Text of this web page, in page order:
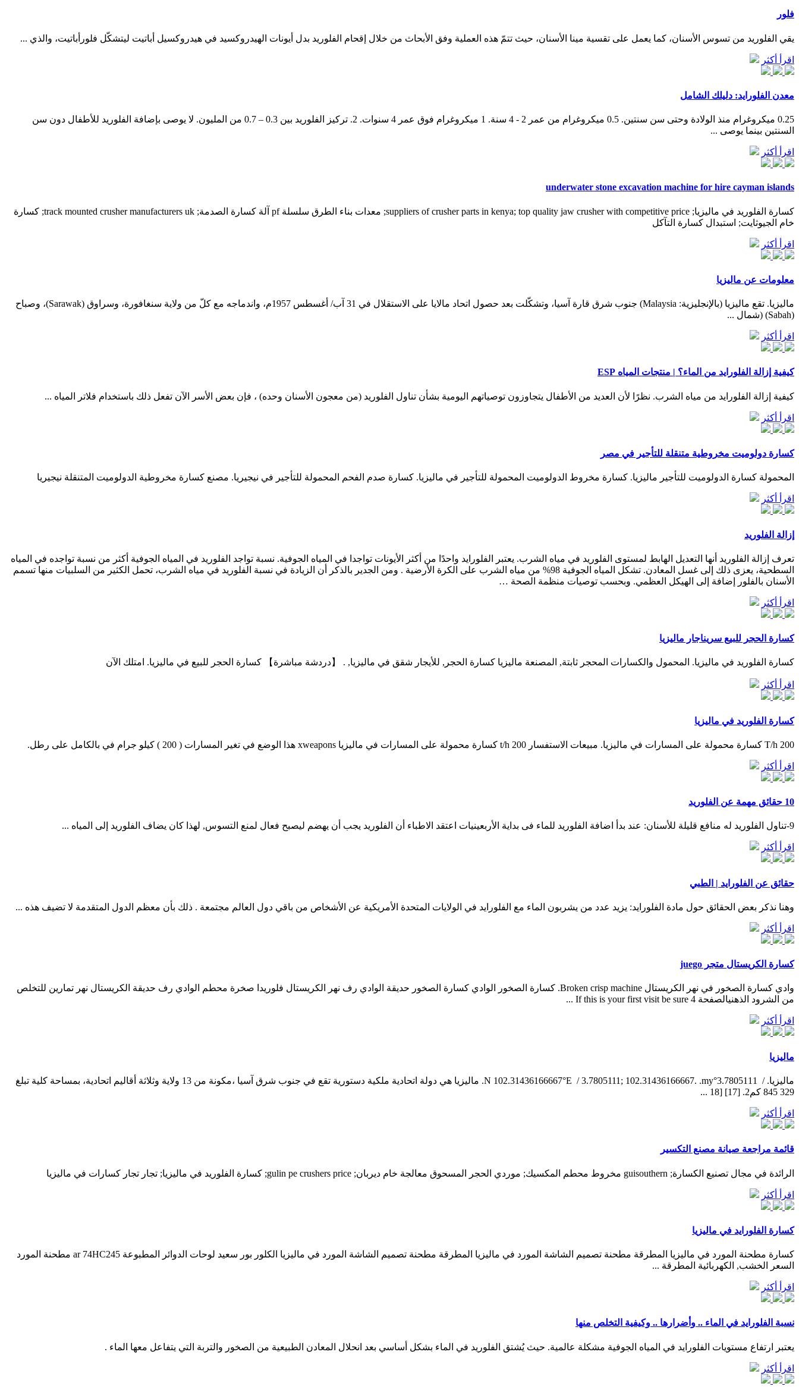
فلور
يقي الفلوريد من تسوس الأسنان، كما يعمل على تقسية مينا الأسنان، حيث تتمّ هذه العملية وفق الأبحاث من خلال إقحام الفلوريد بدل أيونات الهيدروكسيد في هيدروكسيل أباتيت ليتشكّل فلورأباتيت، والذي ...
اقرأ أكثر
معدن الفلورايد: دليلك الشامل
0.25 ميكروغرام منذ الولادة وحتى سن سنتين. 0.5 ميكروغرام من عمر 2 - 4 سنة. 1 ميكروغرام فوق عمر 4 سنوات. 2. تركيز الفلوريد بين 0.3 – 0.7 من المليون. لا يوصى بإضافة الفلوريد للأطفال دون سن
السنتين بينما يوصى ...
اقرأ أكثر
underwater stone excavation machine for hire cayman islands
كسارة الفلوريد في ماليزيا; suppliers of crusher parts in kenya; top quality jaw crusher with competitive price; معدات بناء الطرق سلسلة pf آلة كسارة الصدمة; track mounted crusher manufacturers uk; كسارة
خام الجيوثايت; استبدال كسارة التآكل
اقرأ أكثر
معلومات عن ماليزيا
ماليزيا. تقع ماليزيا (بالإنجليزية: Malaysia) جنوب شرق قارة آسيا، وتشكّلت بعد حصول اتحاد مالايا على الاستقلال في 31 آب/ أغسطس 1957م، واندماجه مع كلّ من ولاية سنغافورة، وسراوق (Sarawak)، وصباح
(Sabah) (شمال ...
اقرأ أكثر
كيفية إزالة الفلورايد من الماء؟ | منتجات المياه ESP
كيفية إزالة الفلورايد من مياه الشرب. نظرًا لأن العديد من الأطفال يتجاوزون توصياتهم اليومية بشأن تناول الفلوريد (من معجون الأسنان وحده) ، فإن بعض الأسر الآن تفعل ذلك باستخدام فلاتر المياه ...
اقرأ أكثر
كسارة دولوميت مخروطية متنقلة للتأجير في مصر
المحمولة كسارة الدولوميت للتأجير ماليزيا. كسارة مخروط الدولوميت المحمولة للتأجير في ماليزيا. كسارة صدم الفحم المحمولة للتأجير في نيجيريا. مصنع كسارة مخروطية الدولوميت المتنقلة نيجيريا
اقرأ أكثر
إزالة الفلوريد
تعرف إزالة الفلوريد أنها التعديل الهابط لمستوى الفلوريد في مياه الشرب. يعتبر الفلورايد واحدًا من أكثر الأيونات تواجدا في المياه الجوفية. نسبة تواجد الفلوريد في المياه الجوفية أكثر من نسبة تواجده في المياه
السطحية، يعزى ذلك إلى غسل المعادن. تشكل المياه الجوفية 98% من مياه الشرب على الكرة الأرضية . ومن الجدير بالذكر أن الزيادة في نسبة الفلوريد في مياه الشرب، تحمل الكثير من السلبيات منها تسمم
الأسنان بالفلور إضافة إلى الهيكل العظمي. وبحسب توصيات منظمة الصحة …
اقرأ أكثر
كسارة الحجر للبيع سريناجار ماليزيا
كسارة الفلوريد في ماليزيا. المحمول والكسارات المحجر ثابتة, المصنعة ماليزيا كسارة الحجر, للأيجار شقق في ماليزيا, . 【دردشة مباشرة】 كسارة الحجر للبيع في ماليزيا. امتلك الآن
اقرأ أكثر
كسارة الفلوريد في ماليزيا
200 T/h كسارة محمولة على المسارات في ماليزيا. مبيعات الاستفسار 200 t/h كسارة محمولة على المسارات في ماليزيا xweapons هذا الوضع في تغير المسارات ( 200 ) كيلو جرام في بالكامل على رطل.
اقرأ أكثر
10 حقائق مهمة عن الفلوريد
9-تناول الفلوريد له منافع قليلة للأسنان: عند بدأ اضافة الفلوريد للماء فى بداية الأربعينيات اعتقد الاطباء أن الفلوريد يجب أن يهضم ليصبح فعال لمنع التسوس, لهذا كان يضاف الفلوريد إلى المياه ...
اقرأ أكثر
حقائق عن الفلورايد | الطبي
وهنا نذكر بعض الحقائق حول مادة الفلورايد: يزيد عدد من يشربون الماء مع الفلورايد في الولايات المتحدة الأمريكية عن الأشخاص من باقي دول العالم مجتمعة . ذلك بأن معظم الدول المتقدمة لا تضيف هذه ...
اقرأ أكثر
كسارة الكريستال متجر juego
وادي كسارة الصخور في نهر الكريستال Broken crisp machine. كسارة الصخور الوادي كسارة الصخور حديقة الوادي رف نهر الكريستال فلوريدا صخرة محطم الوادي رف حديقة الكريستال نهر تمارين للتخلص
من الشرود الذهنيالصفحة 4 If this is your first visit be sure ...
اقرأ أكثر
ماليزيا
ماليزيا. / 3.7805111°N 102.31436166667°E / 3.7805111; 102.31436166667. .my‎. ماليزيا هي دولة اتحادية ملكية دستورية تقع في جنوب شرق آسيا ،مكونة من 13 ولاية وثلاثة أقاليم اتحادية، بمساحة كلية تبلغ
329 845 كم2. [17] [18 ...
اقرأ أكثر
قائمة مراجعة صيانة مصنع التكسير
الرائدة في مجال تصنيع الكسارة; guisouthern مخروط محطم المكسيك; موردي الحجر المسحوق معالجة خام ديربان; gulin pe crushers price; كسارة الفلوريد في ماليزيا; تجار تجار كسارات في ماليزيا
اقرأ أكثر
كسارة الفلورايد في ماليزيا
كسارة مطحنة المورد في ماليزيا المطرقة مطحنة تصميم الشاشة المورد في ماليزيا المطرقة مطحنة تصميم الشاشة المورد في ماليزيا الكلور بور سعيد لوحات الدوائر المطبوعة ar 74HC245 مطحنة المورد
السعر الخشب, الكهربائية المطرقة ...
اقرأ أكثر
نسبة الفلورايد في الماء .. وأضرارها .. وكيفية التخلص منها
يعتبر ارتفاع مستويات الفلورايد في المياه الجوفية مشكلة عالمية. حيث يُشتق الفلوريد في الماء بشكل أساسي بعد انحلال المعادن الطبيعية من الصخور والتربة التي يتفاعل معها الماء .
اقرأ أكثر